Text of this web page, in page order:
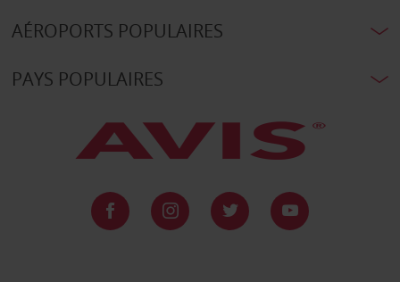
AÉROPORTS POPULAIRES
PAYS POPULAIRES